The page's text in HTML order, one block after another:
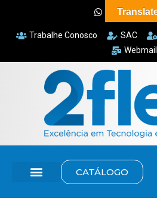
Trabalhe Conosco SAC
Webmail
CATÁLOGO